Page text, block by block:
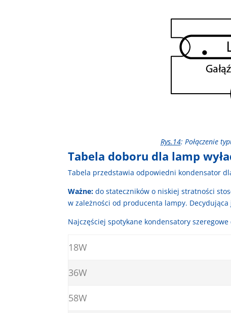
Rys.14: Połączenie
Tabela doboru dla lamp
Tabela przedstawia odpowiedni kondensator
Ważne: do stateczników o niskiej stratności
w zależności od producenta lampy.
Najczęściej spotykane kondensatory
18W
36W
58W